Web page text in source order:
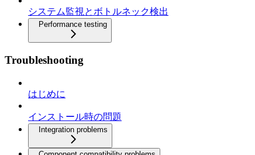
システム監視とボトルネック検出
Performance testing
Troubleshooting
はじめに
インストール時の問題
Integration problems